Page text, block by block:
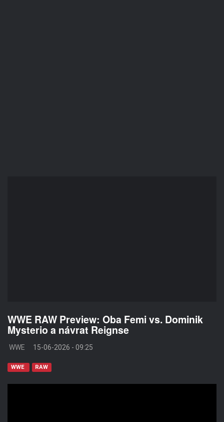
WWE RAW Preview: Oba Femi vs. Dominik
Mysterio a návrat Reignse
WWE 15-06-2026 - 09:25
WWE RAW